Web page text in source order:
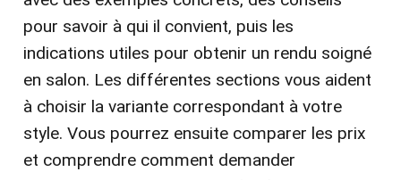
pour savoir à qui il convient, puis les
indications utiles pour obtenir un rendu soigné
en salon. Les différentes sections vous aident
à choisir la variante correspondant à votre
style. Vous pourrez ensuite comparer les prix
et comprendre comment demander